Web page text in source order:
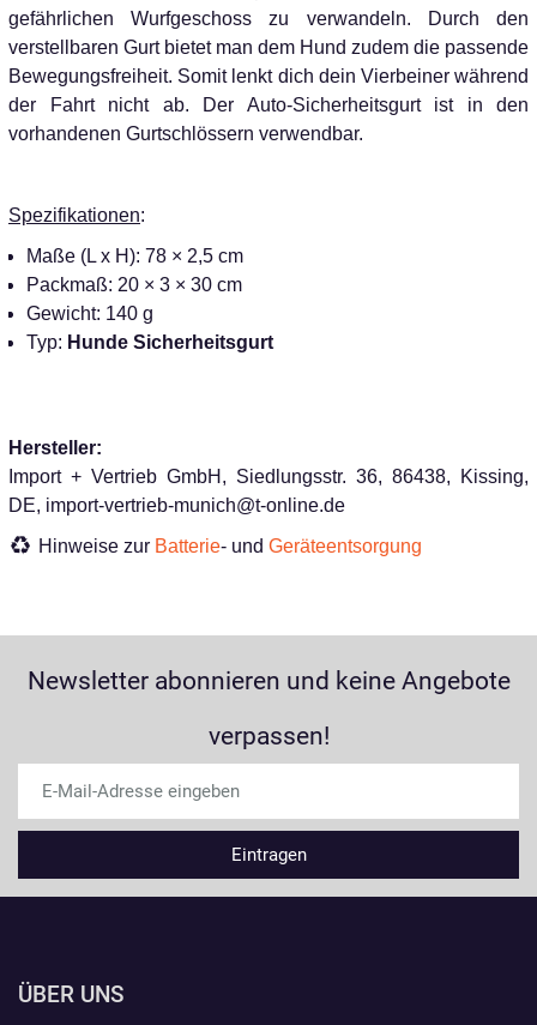
gefährlichen Wurfgeschoss zu verwandeln. Durch den
verstellbaren Gurt bietet man dem Hund zudem die passende
Bewegungsfreiheit. Somit lenkt dich dein Vierbeiner während
der Fahrt nicht ab. Der Auto-Sicherheitsgurt ist in den
vorhandenen Gurtschlössern verwendbar.
Spezifikationen:
Maße (L x H): 78 × 2,5 cm
Packmaß: 20 × 3 × 30 cm
Gewicht: 140 g
Typ: Hunde Sicherheitsgurt
Hersteller:
Import + Vertrieb GmbH, Siedlungsstr. 36, 86438, Kissing,
DE, import-vertrieb-munich@t-online.de
Hinweise zur Batterie- und Geräteentsorgung
Newsletter abonnieren und keine Angebote
verpassen!
ÜBER UNS